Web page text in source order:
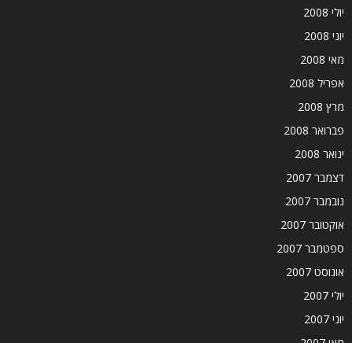
יולי 2008
יוני 2008
מאי 2008
אפריל 2008
מרץ 2008
פברואר 2008
ינואר 2008
דצמבר 2007
נובמבר 2007
אוקטובר 2007
ספטמבר 2007
אוגוסט 2007
יולי 2007
יוני 2007